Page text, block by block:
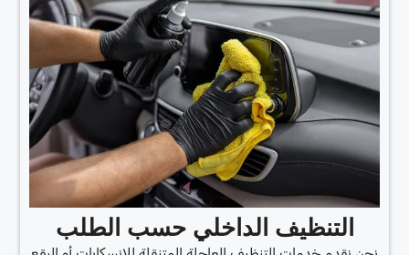
التنظيف الداخلي حسب الطلب